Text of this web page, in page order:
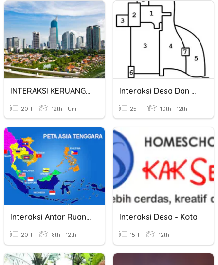
INTERAKSI KERUANGAN DESA DAN KOTA
20 T 12th - Uni
Interaksi Desa Dan Kota
25 T 10th - 12th
Interaksi Antar Ruang Negara Asean Soal Pengayaan
20 T 8th - 12th
Interaksi Desa - Kota
15 T 12th